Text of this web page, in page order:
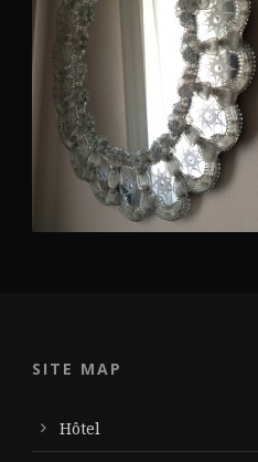
SITE MAP
Hôtel